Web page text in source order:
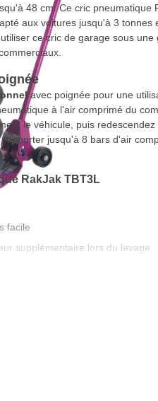
48 cm. Ce cric pneumatique
aux voitures jusqu'à 3 tonnes
ce cric de garage sous une
avec poignée pour une
à l'air comprimé du
le véhicule, puis redescendez
jusqu'à 8 bars d'air
RakJak TBT3L
facile
supplémentaire lors du levage